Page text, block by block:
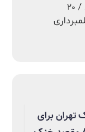
از ارشا اقدسی تا هالیوود / ۲۰
تهران برای